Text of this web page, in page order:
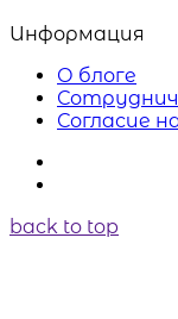
Информация
О блоге
Согласие
back to top